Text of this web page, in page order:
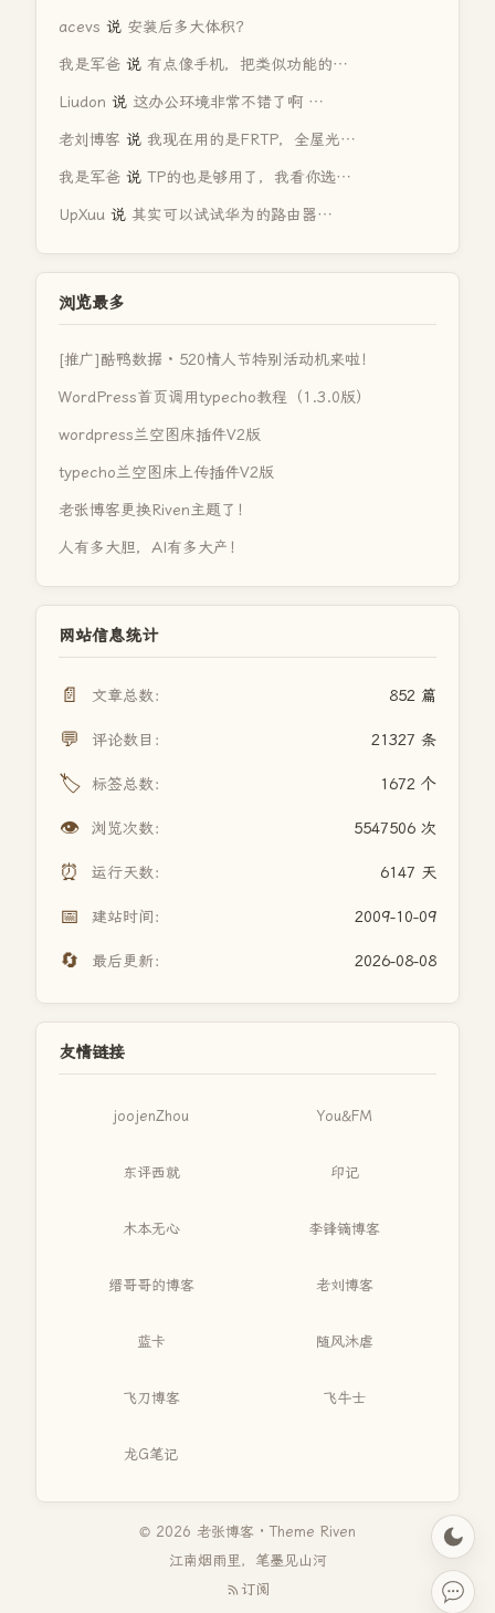
acevs 说 安装后多大体积？
我是军爸 说 有点像手机，把类似功能的…
Liudon 说 这办公环境非常不错了啊 …
老刘博客 说 我现在用的是FRTP，全屋光…
我是军爸 说 TP的也是够用了，我看你选…
UpXuu 说 其实可以试试华为的路由器…
浏览最多
[推广]酷鸭数据 · 520情人节特别活动机来啦！
WordPress首页调用typecho教程（1.3.0版）
wordpress兰空图床插件V2版
typecho兰空图床上传插件V2版
老张博客更换Riven主题了！
人有多大胆，AI有多大产！
网站信息统计
📄 文章总数： 852 篇
💬 评论数目： 21327 条
🏷️ 标签总数： 1672 个
👁️ 浏览次数： 5547506 次
⏰ 运行天数： 6147 天
📅 建站时间： 2009-10-09
🔄 最后更新： 2026-08-08
友情链接
joojenZhou You&FM
东评西就 印记
木本无心 李锋镝博客
缙哥哥的博客 老刘博客
蓝卡 随风沐虐
飞刀博客 飞牛士
龙G笔记
© 2026 老张博客 · Theme Riven
江南烟雨里，笔墨见山河
订阅